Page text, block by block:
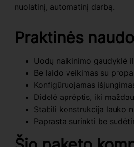
nuolatinį, automatinį darbą.
Praktinės
Uodų naikinimo gaudyklė
Be laido veikimas su
Konfigūruojamas
Didelė aprėptis, iki
Stabili konstrukcija lauko
Paprasta surinkti be